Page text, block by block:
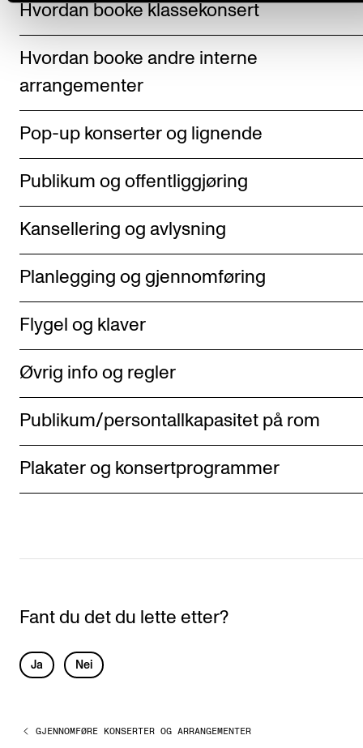
Hvordan booke klassekonsert
Hvordan booke andre interne
arrangementer
Pop-up konserter og lignende
Publikum og offentliggjøring
Kansellering og avlysning
Planlegging og gjennomføring
Flygel og klaver
Øvrig info og regler
Publikum/persontallkapasitet på rom
Plakater og konsertprogrammer
Fant du det du lette etter?
L
v
Ja Nei
GJENNOMFØRE KONSERTER OG ARRANGEMENTER